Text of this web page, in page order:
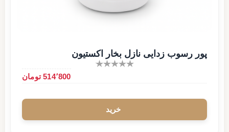
پور رسوب زدایی نازل بخار اکستیون
514٬800 تومان